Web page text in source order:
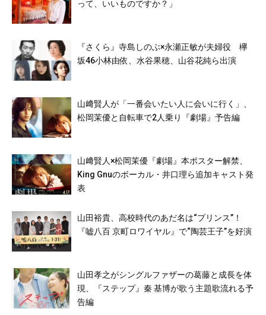
って、いいものですか？」
『さくら』寺島しのぶ×永瀬正敏が夫婦役 欅
坂46小林由依、水谷果穂、山谷花純ら出演
山﨑賢人が「一番会いたい人に会いに行く」、
松岡茉優と自転車で2人乗り『劇場』予告編
山﨑賢人×松岡茉優『劇場』本ポスター解禁、
King Gnuのボーカル・井口理ら追加キャスト発
表
山田裕貴、高校時代のあだ名は“プリンス”！
『嘘八百 京町ロワイヤル』で“陶芸王子”を好演
山田孝之がシングルファザーの葛藤と成長を体
現、『ステップ』秦 基博が歌う主題歌流れる予
告編